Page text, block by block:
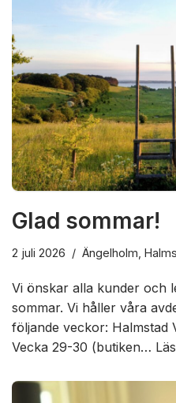
Glad sommar!
2 juli 2026 Ängelholm,
Vi önskar alla kunder och
sommar. Vi håller våra
följande veckor: Halmstad
Vecka 29-30 (butiken…